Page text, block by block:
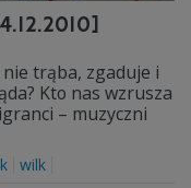
nie trąba, zgaduje i
Kto nas wzrusza
– muzyczni
wilk